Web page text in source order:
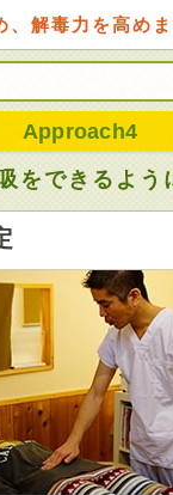
解毒力を高めま
Approach4
をできるよう